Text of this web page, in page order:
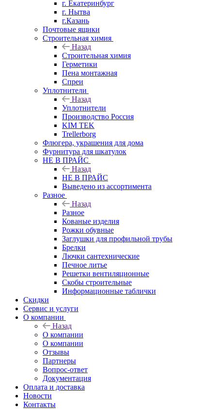
г. Екатеринбург
г. Нытва
г.Казань
Почтовые ящики
Строительная химия
Назад
Строительная химия
Герметики
Пена монтажная
Спреи
Уплотнители
Назад
Уплотнители
Производство Россия
KIM TEK
Trellerborg
Флюгера, украшения для дома
Фурнитура для шкатулок
НЕ В ПРАЙС
Назад
НЕ В ПРАЙС
Выведено из ассортимента
Разное
Назад
Разное
Кованые изделия
Рожки обувные
Заглушки для профильной трубы
Брелки
Лючки сантехнические
Печное литье
Решетки вентиляционные
Скобы строительные
Информационные таблички
Скидки
Сервис и услуги
О компании
Назад
О компании
О компании
Отзывы
Партнеры
Вопрос-ответ
Документация
Оплата и доставка
Новости
Контакты